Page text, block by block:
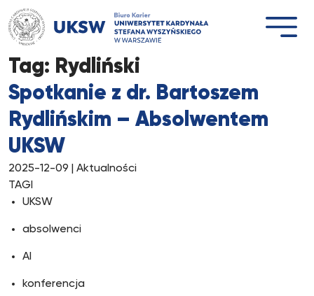
Przejdź
do
treści
Tag: Rydliński
Spotkanie z dr. Bartoszem
Rydlińskim – Absolwentem
UKSW
2025-12-09 | Aktualności
TAGI
UKSW
absolwenci
AI
konferencja